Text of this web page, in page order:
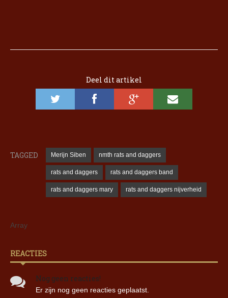
Deel dit artikel
TAGGED Merijn Siben nmth rats and daggers
rats and daggers rats and daggers band
rats and daggers mary rats and daggers nijverheid
Array
REACTIES
Nog geen reacties!
Er zijn nog geen reacties geplaatst.